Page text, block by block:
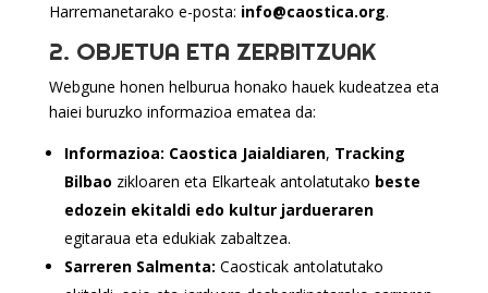
Harremanetarako e-posta: info@caostica.org.
2. OBJETUA ETA ZERBITZUAK
Webgune honen helburua honako hauek kudeatzea eta
haiei buruzko informazioa ematea da:
Informazioa: Caostica Jaialdiaren, Tracking
Bilbao zikloaren eta Elkarteak antolatutako beste
edozein ekitaldi edo kultur jardueraren
egitaraua eta edukiak zabaltzea.
Sarreren Salmenta: Caosticak antolatutako